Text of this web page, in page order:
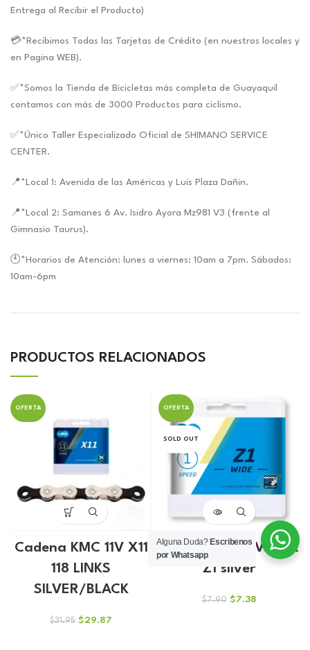
Entrega al Recibir el Producto)
💳*Recibimos Todas las Tarjetas de Crédito (en nuestros locales y
en Pagina WEB).
✅*Somos la Tienda de Bicicletas más completa de Guayaquil
contamos con más de 3000 Productos para ciclismo.
✅*Único Taller Especializado Oficial de SHIMANO SERVICE
CENTER.
📍*Local 1: Avenida de las Américas y Luis Plaza Dañin.
📍*Local 2: Samanes 6 Av. Isidro Ayora Mz981 V3 (frente al
Gimnasio Taurus).
🕙*Horarios de Atención: lunes a viernes: 10am a 7pm. Sábados:
10am-6pm
PRODUCTOS RELACIONADOS
OFERTA
Cadena KMC 11V X11
118 LINKS
SILVER/BLACK
$31.95 El
$29.87
OFERTA
SOLD OUT
Cadena KMC 1V BMX
Z1 silver
$7.90 El
$7.38El
Alguna Duda? Escribenos
por Whatsapp